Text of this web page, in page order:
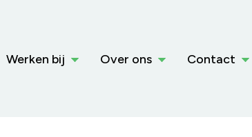
Werken bij Over ons Contact